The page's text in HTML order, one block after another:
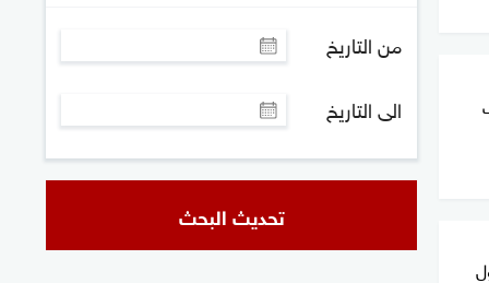
من التاريخ
الى التاريخ
تحديث البحث